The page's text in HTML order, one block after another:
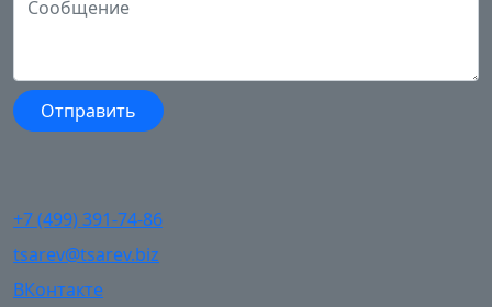
+7 (499) 391-74-86
tsarev@tsarev.biz
ВКонтакте